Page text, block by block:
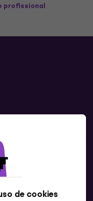
de cookies
profissional